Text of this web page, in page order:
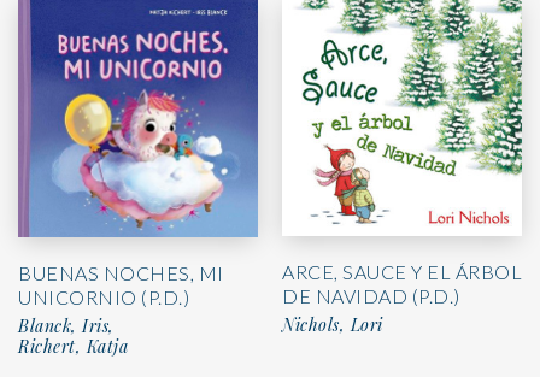
BUENAS NOCHES, MI
UNICORNIO (P.D.)
Blanck, Iris,
Richert, Katja
ARCE, SAUCE Y EL ÁRBOL
DE NAVIDAD (P.D.)
Nichols, Lori